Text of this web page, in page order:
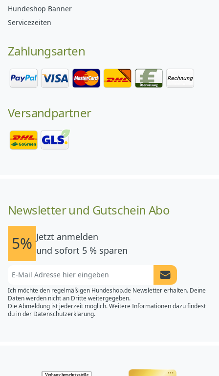
Hundeshop Banner
Servicezeiten
Zahlungsarten
Versandpartner
Newsletter und Gutschein Abo
5% Jetzt anmelden
und sofort 5 % sparen
Newsletter
Ich möchte den regelmäßigen Hundeshop.de Newsletter erhalten. Deine
Daten werden nicht an Dritte weitergegeben.
Die Abmeldung ist jederzeit möglich. Weitere Informationen dazu findest
du in der Datenschutzerklärung.